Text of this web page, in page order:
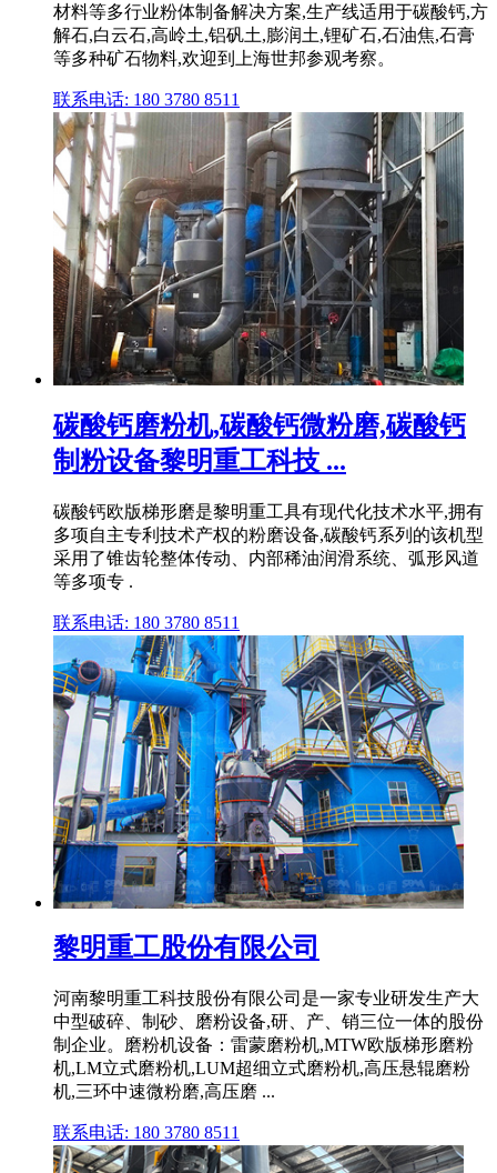
材料等多行业粉体制备解决方案,生产线适用于碳酸钙,方
解石,白云石,高岭土,铝矾土,膨润土,锂矿石,石油焦,石膏
等多种矿石物料,欢迎到上海世邦参观考察。
联系电话: 180 3780 8511
碳酸钙磨粉机,碳酸钙微粉磨,碳酸钙
制粉设备黎明重工科技 ...
碳酸钙欧版梯形磨是黎明重工具有现代化技术水平,拥有
多项自主专利技术产权的粉磨设备,碳酸钙系列的该机型
采用了锥齿轮整体传动、内部稀油润滑系统、弧形风道
等多项专 .
联系电话: 180 3780 8511
黎明重工股份有限公司
河南黎明重工科技股份有限公司是一家专业研发生产大
中型破碎、制砂、磨粉设备,研、产、销三位一体的股份
制企业。磨粉机设备：雷蒙磨粉机,MTW欧版梯形磨粉
机,LM立式磨粉机,LUM超细立式磨粉机,高压悬辊磨粉
机,三环中速微粉磨,高压磨 ...
联系电话: 180 3780 8511